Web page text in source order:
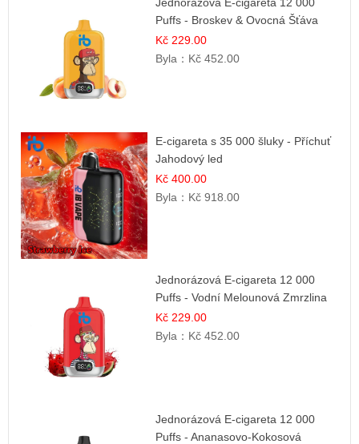
Puffs - Broskev & Ovocná Šťáva
Kč 229.00
Byla： Kč 452.00
E-cigareta s 35 000 šluky - Příchuť
Jahodový led
Kč 400.00
Byla： Kč 918.00
Jednorázová E-cigareta 12 000
Puffs - Vodní Melounová Zmrzlina
Kč 229.00
Byla： Kč 452.00
Jednorázová E-cigareta 12 000
Puffs - Ananasovo-Kokosová